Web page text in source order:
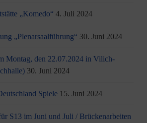
„Komedo“ 4. Juli 2024
„Plenarsaalführung“ 30. Juni 2024
Montag, den 22.07.2024 in Vilich-
30. Juni 2024
Spiele 15. Juni 2024
S13 im Juni und Juli / Brü­cken­ar­bei­ten